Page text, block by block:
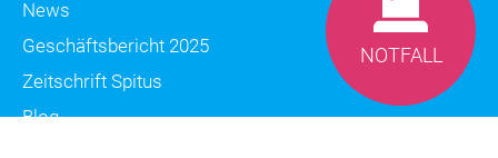
NOTFALL
News
Geschäftsbericht 2025
Zeitschrift Spitus
Blog